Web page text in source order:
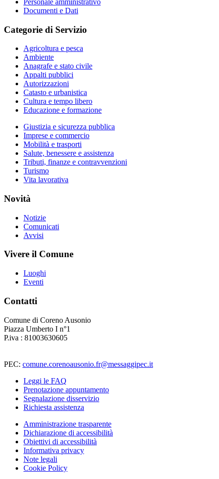
Documenti e Dati
Categorie di Servizio
Agricoltura e pesca
Ambiente
Anagrafe e stato civile
Appalti pubblici
Autorizzazioni
Catasto e urbanistica
Cultura e tempo libero
Educazione e formazione
Giustizia e sicurezza pubblica
Imprese e commercio
Mobilità e trasporti
Salute, benessere e assistenza
Tributi, finanze e contravvenzioni
Turismo
Vita lavorativa
Novità
Notizie
Comunicati
Avvisi
Vivere il Comune
Luoghi
Eventi
Contatti
Comune di Coreno Ausonio
Piazza Umberto I n°1
P.iva : 81003630605
PEC: comune.corenoausonio.fr@messaggipec.it
Leggi le FAQ
Prenotazione appuntamento
Segnalazione disservizio
Richiesta assistenza
Amministrazione trasparente
Dichiarazione di accessibilità
Obiettivi di accessibilità
Informativa privacy
Note legali
Cookie Policy